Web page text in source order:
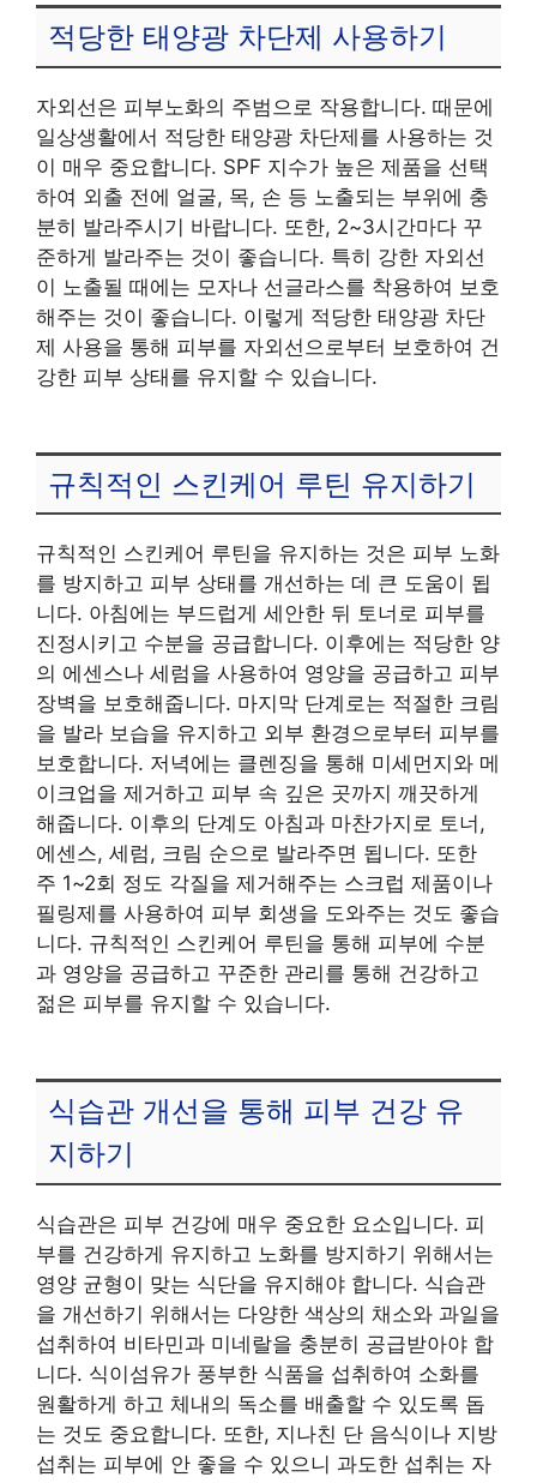
적당한 태양광 차단제 사용하기
자외선은 피부노화의 주범으로 작용합니다. 때문에
일상생활에서 적당한 태양광 차단제를 사용하는 것
이 매우 중요합니다. SPF 지수가 높은 제품을 선택
하여 외출 전에 얼굴, 목, 손 등 노출되는 부위에 충
분히 발라주시기 바랍니다. 또한, 2~3시간마다 꾸
준하게 발라주는 것이 좋습니다. 특히 강한 자외선
이 노출될 때에는 모자나 선글라스를 착용하여 보호
해주는 것이 좋습니다. 이렇게 적당한 태양광 차단
제 사용을 통해 피부를 자외선으로부터 보호하여 건
강한 피부 상태를 유지할 수 있습니다.
규칙적인 스킨케어 루틴 유지하기
규칙적인 스킨케어 루틴을 유지하는 것은 피부 노화
를 방지하고 피부 상태를 개선하는 데 큰 도움이 됩
니다. 아침에는 부드럽게 세안한 뒤 토너로 피부를
진정시키고 수분을 공급합니다. 이후에는 적당한 양
의 에센스나 세럼을 사용하여 영양을 공급하고 피부
장벽을 보호해줍니다. 마지막 단계로는 적절한 크림
을 발라 보습을 유지하고 외부 환경으로부터 피부를
보호합니다. 저녁에는 클렌징을 통해 미세먼지와 메
이크업을 제거하고 피부 속 깊은 곳까지 깨끗하게
해줍니다. 이후의 단계도 아침과 마찬가지로 토너,
에센스, 세럼, 크림 순으로 발라주면 됩니다. 또한
주 1~2회 정도 각질을 제거해주는 스크럽 제품이나
필링제를 사용하여 피부 회생을 도와주는 것도 좋습
니다. 규칙적인 스킨케어 루틴을 통해 피부에 수분
과 영양을 공급하고 꾸준한 관리를 통해 건강하고
젊은 피부를 유지할 수 있습니다.
식습관 개선을 통해 피부 건강 유
지하기
식습관은 피부 건강에 매우 중요한 요소입니다. 피
부를 건강하게 유지하고 노화를 방지하기 위해서는
영양 균형이 맞는 식단을 유지해야 합니다. 식습관
을 개선하기 위해서는 다양한 색상의 채소와 과일을
섭취하여 비타민과 미네랄을 충분히 공급받아야 합
니다. 식이섬유가 풍부한 식품을 섭취하여 소화를
원활하게 하고 체내의 독소를 배출할 수 있도록 돕
는 것도 중요합니다. 또한, 지나친 단 음식이나 지방
섭취는 피부에 안 좋을 수 있으니 과도한 섭취는 자